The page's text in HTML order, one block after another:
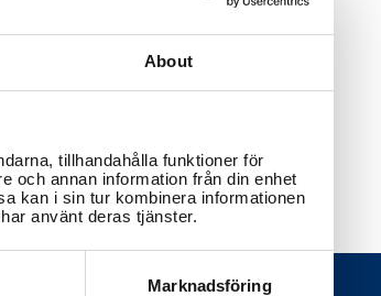
About
tillhandahålla funktioner för
och annan information från din enhet
kan i sin tur kombinera informationen
använt deras tjänster.
Marknadsföring